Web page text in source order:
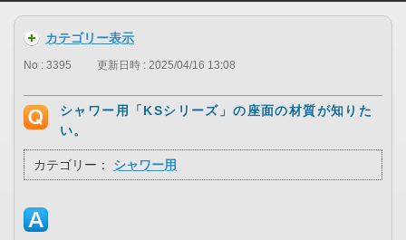
カテゴリー表示
No : 3395 更新日時 : 2025/04/16 13:08
シャワー用「KSシリーズ」の座面の材質が知りた
い。
カテゴリー： シャワー用